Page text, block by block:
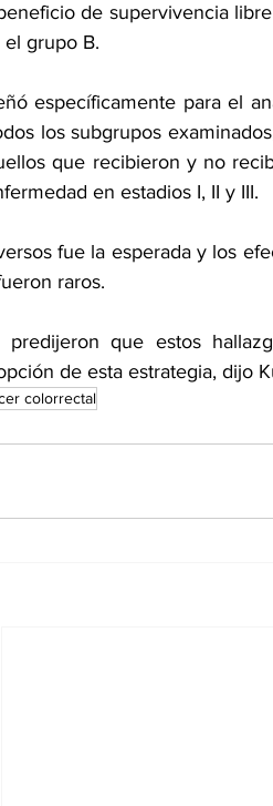
de supervivencia
grupo B.
específicamente para el
los subgrupos
que recibieron y no
en estadios I, II y III.
fue la esperada y los
raros.
que estos
de esta estrategia, dijo
colorrectal